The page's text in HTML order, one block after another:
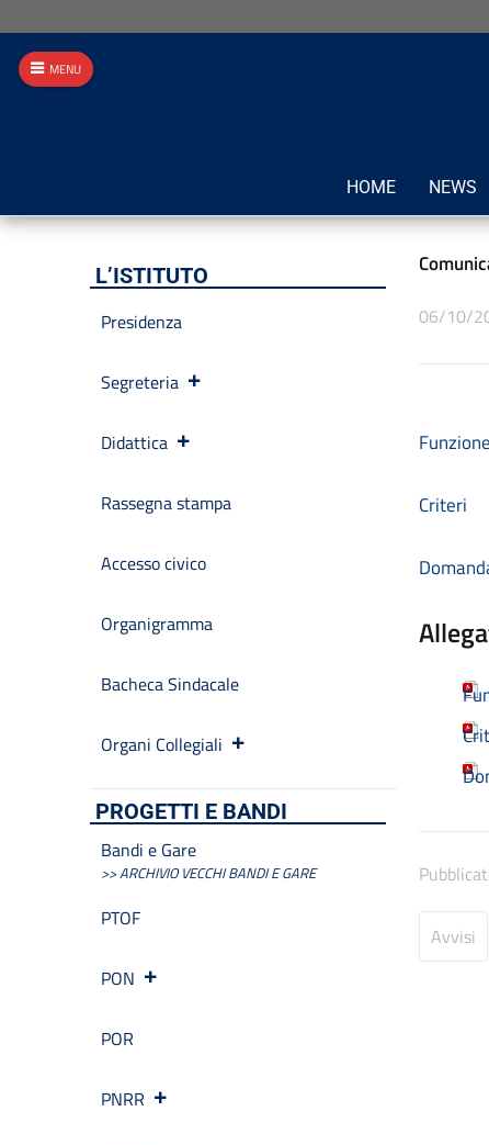
HOME NEWS
06/10/
Criteri
Avvisi
L’ISTITUTO
Presidenza
Segreteria
Didattica
Rassegna stampa
Accesso civico
Organigramma
Bacheca Sindacale
Organi Collegiali
PROGETTI E BANDI
Bandi e Gare
>> ARCHIVIO VECCHI BANDI E GARE
PTOF
PON
POR
PNRR
MENU